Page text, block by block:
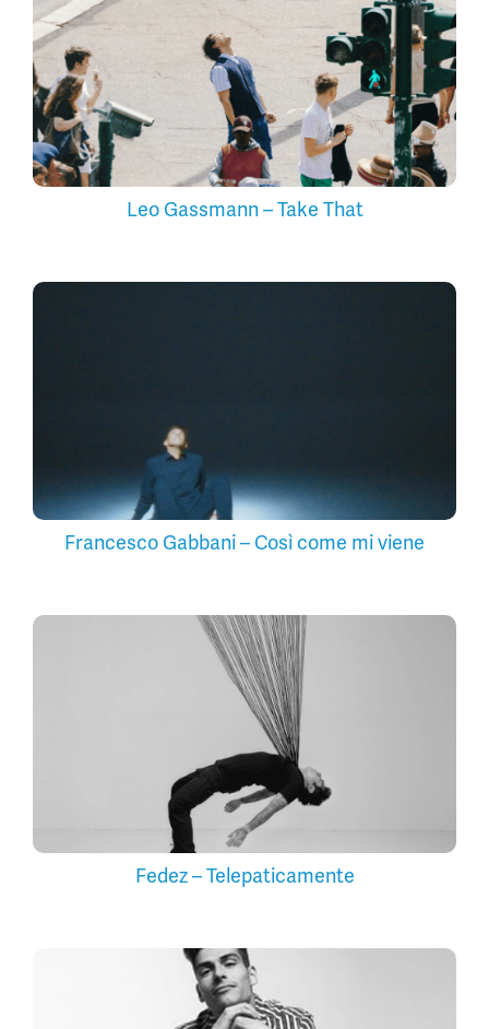
Leo Gassmann – Take That
Francesco Gabbani – Così come mi viene
Fedez – Telepaticamente